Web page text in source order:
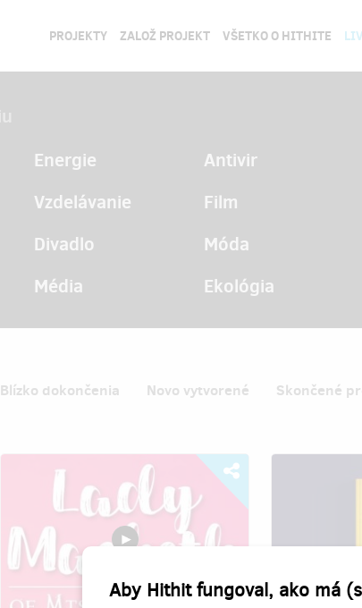
Aby Hithit fungoval, ako má
PROJEKTY ZALOŽ PROJEKT VŠETKO O HITHITE
Energie Antivir
Vzdelávanie Film
Divadlo Móda
Média Ekológia
Blízko dokončenia Novo vytvorené Skončené